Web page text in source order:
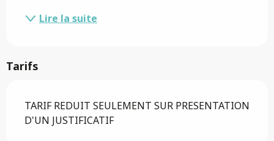
Lire la suite
Tarifs
TARIF REDUIT SEULEMENT SUR PRESENTATION
D'UN JUSTIFICATIF